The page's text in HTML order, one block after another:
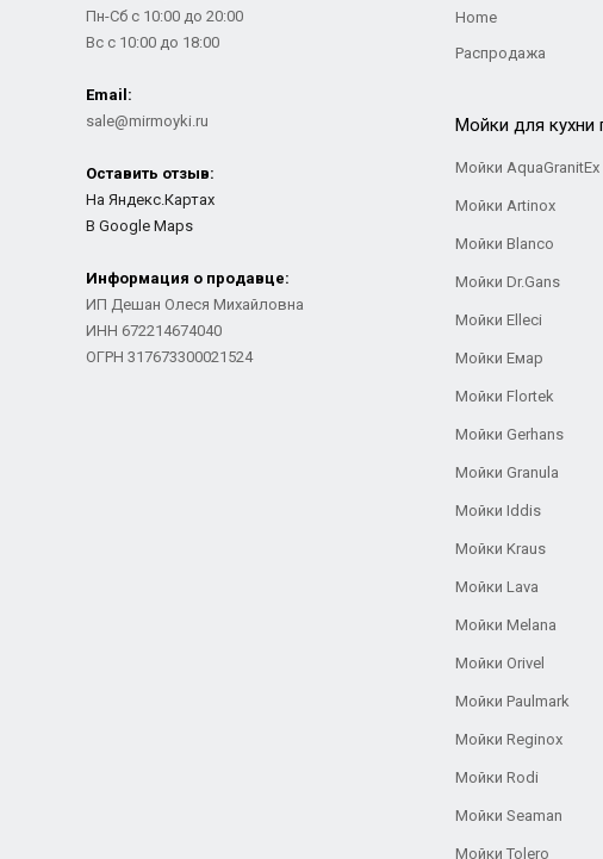
Пн-Сб с 10:00 до 20:00
Вс с 10:00 до 18:00
Email:
sale@mirmoyki.ru
Оставить отзыв:
На Яндекс.Картах
В Google Maps
Информация о продавце:
ИП Дешан Олеся Михайловна
ИНН 672214674040
ОГРН 317673300021524
Home
Распродажа
Мойки для кухни
Мойки AquaGranitEx
Мойки Artinox
Мойки Blanco
Мойки Dr.Gans
Мойки Elleci
Мойки Емар
Мойки Flortek
Мойки Gerhans
Мойки Granula
Мойки Iddis
Мойки Kraus
Мойки Lava
Мойки Melana
Мойки Orivel
Мойки Paulmark
Мойки Reginox
Мойки Rodi
Мойки Seaman
Мойки Tolero